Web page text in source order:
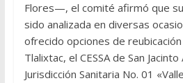
Flores—, el comité afirmó que
sido analizada en diversas
ofrecido opciones de reubicación
Tlalixtac, el CESSA de San
Jurisdicción Sanitaria No. 01